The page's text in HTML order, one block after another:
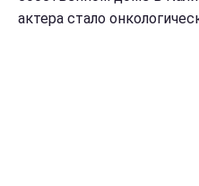
актера стало